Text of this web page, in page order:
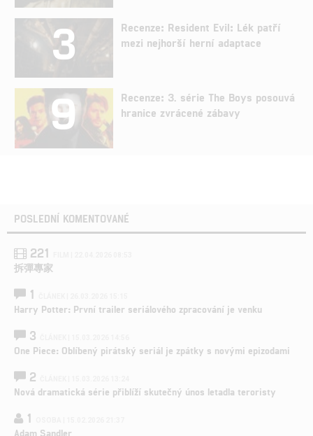
3
Recenze: Resident Evil: Lék patří
mezi nejhorší herní adaptace
9
Recenze: 3. série The Boys posouvá
hranice zvrácené zábavy
POSLEDNÍ KOMENTOVANÉ
221
拆彈專家
1
Harry Potter: První trailer seriálového zpracování je venku
3
One Piece: Oblíbený pirátský seriál je zpátky s novými epizodami
2
Nová dramatická série přiblíží skutečný únos letadla teroristy
1
Adam Sandler